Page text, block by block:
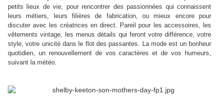
petits lieux de vie, pour rencontrer des passionnées qui connaissent
leurs métiers, leurs filières de fabrication, ou mieux encore pour
discuter avec les créatrices en direct. Pareil pour les accessoires, les
vêtements vintage, les menus détails qui feront votre différence, votre
style, votre unicité dans le flot des passantes. La mode est un bonheur
quotidien, un renouvellement de vos caractères et de vos humeurs,
suivant la météo.